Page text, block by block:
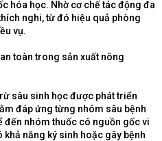
hóa học. Nhờ cơ chế tác động đa
nghi, từ đó hiệu quả phòng
vụ.
toàn trong sản xuất nông
sâu sinh học được phát triển
đáp ứng từng nhóm sâu bệnh
đến nhóm thuốc có nguồn gốc vi
năng ký sinh hoặc gây bệnh